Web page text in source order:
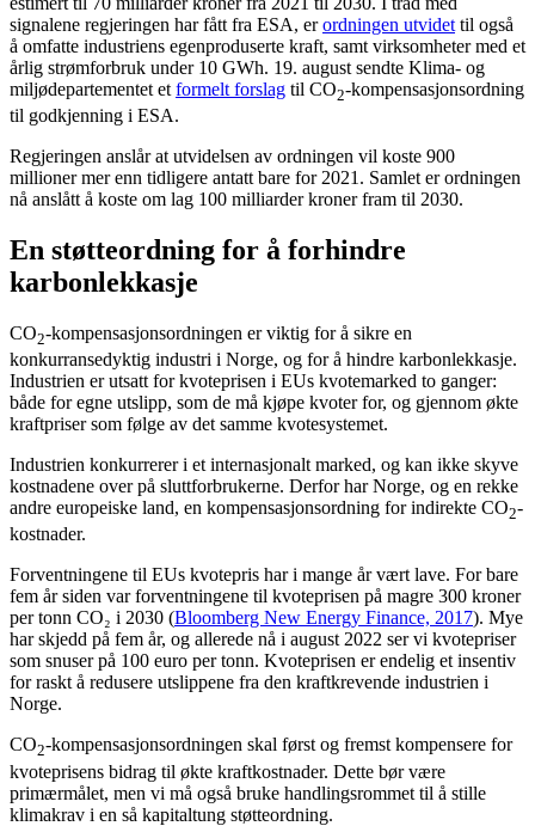
signalene regjeringen har fått fra ESA, erordningen utvidet til også
å omfatte industriens egenproduserte kraft, samt virksomheter med et
årlig strømforbruk under 10 GWh. 19. august sendte Klima- og
miljødepartementet et formelt forslag til CO2-kompensasjonsordning
til godkjenning i ESA.
Regjeringen anslår at utvidelsen av ordningen vil koste 900
millioner mer enn tidligere antatt bare for 2021. Samlet er ordningen
nå anslått å koste om lag 100 milliarder kroner fram til 2030.
En støtteordning for å forhindre
karbonlekkasje
CO2-kompensasjonsordningen er viktig for å sikre en
konkurransedyktig industri i Norge, og for å hindre karbonlekkasje.
Industrien er utsatt for kvoteprisen i EUs kvotemarked to ganger:
både for egne utslipp, som de må kjøpe kvoter for, og gjennom økte
kraftpriser som følge av det samme kvotesystemet.
Industrien konkurrerer i et internasjonalt marked, og kan ikke skyve
kostnadene over på sluttforbrukerne. Derfor har Norge, og en rekke
andre europeiske land, en kompensasjonsordning for indirekte CO2-
kostnader.
Forventningene til EUs kvotepris har i mange år vært lave. For bare
fem år siden var forventningene til kvoteprisen på magre 300 kroner
per tonn CO₂ i 2030 (Bloomberg New Energy Finance, 2017). Mye
har skjedd på fem år, og allerede nå i august 2022 ser vi kvotepriser
som snuser på 100 euro per tonn. Kvoteprisen er endelig et insentiv
for raskt å redusere utslippene fra den kraftkrevende industrien i
Norge.
CO2-kompensasjonsordningen skal først og fremst kompensere for
kvoteprisens bidrag til økte kraftkostnader. Dette bør være
primærmålet, men vi må også bruke handlingsrommet til å stille
klimakrav i en så kapitaltung støtteordning.